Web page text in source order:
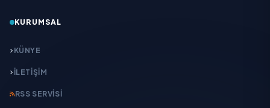
KURUMSAL
KÜNYE
İLETIŞIM
RSS SERVISI